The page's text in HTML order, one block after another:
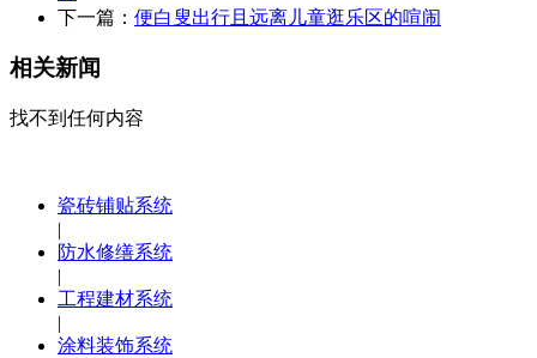
下一篇： 便白叟出行且远离儿童逛乐区的喧闹
相关新闻
找不到任何内容
瓷砖铺贴系统
|
防水修缮系统
|
工程建材系统
|
涂料装饰系统